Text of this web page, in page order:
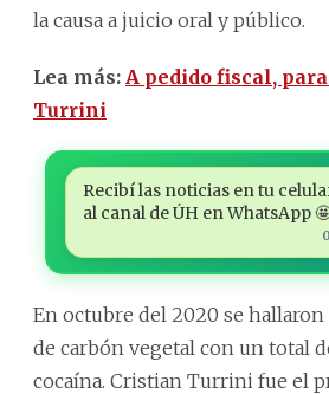
la causa a juicio oral y público.
Lea más: A pedido fiscal,
Turrini
Recibí las noticias en tu
al canal de ÚH en WhatsApp
En octubre del 2020 se hallaron
de carbón vegetal con un total
cocaína. Cristian Turrini fue el